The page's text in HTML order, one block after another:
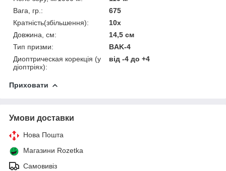
Вага, гр.:
675
Кратність(збільшення):
10х
Довжина, см:
14,5 см
Тип призми:
BAK-4
Диоптрическая корекція (у
діоптріях):
від -4 до +4
Приховати
Умови доставки
Нова Пошта
Магазини Rozetka
Самовивіз